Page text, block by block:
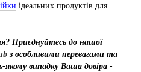
ідеальних продуктів для
Приєднуйтесь до нашої
з особливими перевагами та
випадку Ваша довіра -